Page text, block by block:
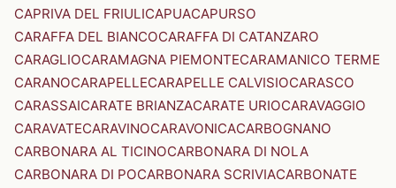
CAPRIVA DEL FRIULICAPUACAPURSO
CARAFFA DEL BIANCOCARAFFA DI CATANZARO
CARAGLIOCARAMAGNA PIEMONTECARAMANICO TERME
CARANOCARAPELLECARAPELLE CALVISIOCARASCO
CARASSAICARATE BRIANZACARATE URIOCARAVAGGIO
CARAVATECARAVINOCARAVONICACARBOGNANO
CARBONARA AL TICINOCARBONARA DI NOLA
CARBONARA DI POCARBONARA SCRIVIACARBONATE